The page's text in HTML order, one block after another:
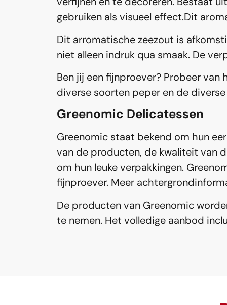
gebruiken als visueel effect.Dit
Dit arromatische zeezout is
niet alleen indruk qua smaak. De
Ben jij een fijnproever? Probeer van
diverse soorten peper en de
Greenomic Delicatessen
Greenomic staat bekend om hun
van de producten, de kwaliteit van
om hun leuke verpakkingen.
fijnproever. Meer
De producten van Greenomic
te nemen. Het volledige aanbod